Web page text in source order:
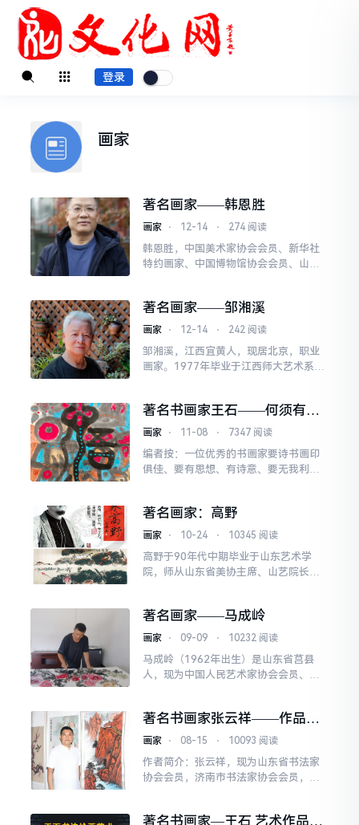
登录
画家
著名画家——韩恩胜
画家 ⋅ 12-14 ⋅ 274 阅读
韩恩胜，中国美术家协会会员、新华社
特约画家、中国博物馆协会会员、山东
专业技术二级美术师、文博
著名画家——邹湘溪
画家 ⋅ 12-14 ⋅ 242 阅读
邹湘溪，江西宜黄人，现居北京，职业
画家。1977年毕业于江西师大艺术系，
家高研班。人民大学继
著名书画家王石——何须有
房，我灵魂的房子千万间
画家 ⋅ 11-08 ⋅ 7347 阅读
编者按：一位优秀的书画家要诗书画印
俱佳、要有思想、有诗意、要无我利
抽象作品欣赏何须有房，我灵
著名画家：高野
画家 ⋅ 10-24 ⋅ 10345 阅读
高野于90年代中期毕业于山东艺术学
院，师从山东省美协主席、山艺院长杨
就了他油画艺术的铜头
著名画家——马成岭
画家 ⋅ 09-09 ⋅ 10232 阅读
马成岭（1962年出生）是山东省莒县
人，现为中国人民艺术家协会会员、国
自幼随叔父马世治学习绘画
著名书画家张云祥——作品欣
赏
画家 ⋅ 08-15 ⋅ 10093 阅读
作者简介：张云祥，现为山东省书法家
协会会员，济南市书法家协会会员，济
著名书画家—王石 艺术作品欣